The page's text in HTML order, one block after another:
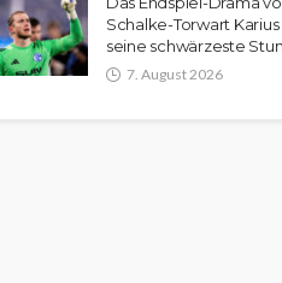
Schalke-Torwart
seine schwärzeste
7. August 2026